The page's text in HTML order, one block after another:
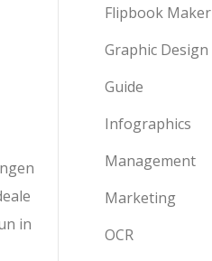
in
Flipbook Maker
Graphic Design
Guide
Infographics
Management
Marketing
OCR